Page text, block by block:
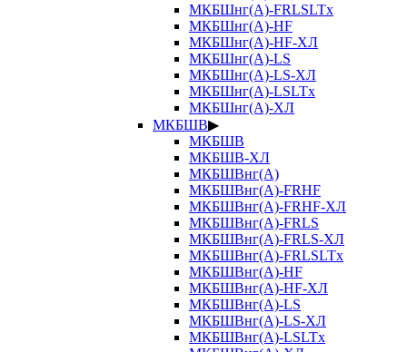
МКБШнг(А)-FRLSLTx
МКБШнг(А)-HF
МКБШнг(А)-HF-ХЛ
МКБШнг(А)-LS
МКБШнг(А)-LS-ХЛ
МКБШнг(А)-LSLTx
МКБШнг(А)-ХЛ
МКБШВ▶
МКБШВ
МКБШВ-ХЛ
МКБШВнг(А)
МКБШВнг(А)-FRHF
МКБШВнг(А)-FRHF-ХЛ
МКБШВнг(А)-FRLS
МКБШВнг(А)-FRLS-ХЛ
МКБШВнг(А)-FRLSLTx
МКБШВнг(А)-HF
МКБШВнг(А)-HF-ХЛ
МКБШВнг(А)-LS
МКБШВнг(А)-LS-ХЛ
МКБШВнг(А)-LSLTx